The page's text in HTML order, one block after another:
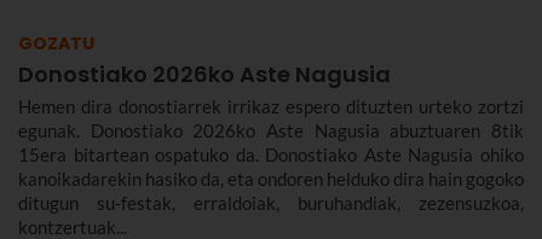
GOZATU
Donostiako 2026ko Aste Nagusia
Hemen dira donostiarrek irrikaz espero dituzten urteko zortzi
egunak. Donostiako 2026ko Aste Nagusia abuztuaren 8tik
15era bitartean ospatuko da. Donostiako Aste Nagusia ohiko
kanoikadarekin hasiko da, eta ondoren helduko dira hain gogoko
ditugun su-festak, erraldoiak, buruhandiak, zezensuzkoa,
kontzertuak...